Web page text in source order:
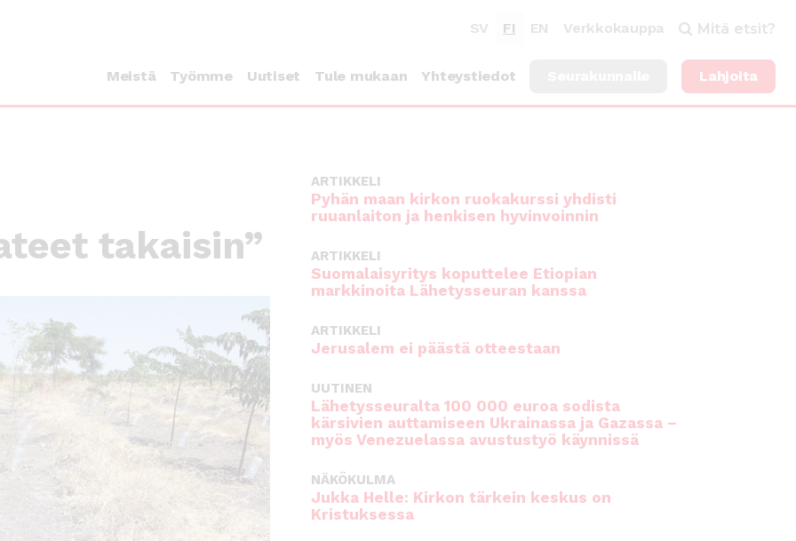
SV FI EN Verkkokauppa Mitä etsit?
Meistä Työmme Uutiset Tule mukaan Yhteystiedot Lahjoita
takaisin”
ARTIKKELI
Pyhän maan kirkon ruokakurssi yhdisti
ruuanlaiton ja henkisen hyvinvoinnin
ARTIKKELI
Suomalaisyritys koputtelee Etiopian
markkinoita Lähetysseuran kanssa
ARTIKKELI
Jerusalem ei päästä otteestaan
UUTINEN
Lähetysseuralta 100 000 euroa sodista
kärsivien auttamiseen Ukrainassa ja Gazassa –
myös Venezuelassa avustustyö käynnissä
NÄKÖKULMA
Jukka Helle: Kirkon tärkein keskus on
Kristuksessa